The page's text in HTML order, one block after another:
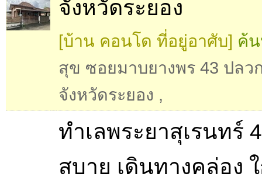
จังหวัดระยอง
[บ้าน คอนโด ที่อยู่อาศับ] ค้
สุข ซอยมาบยางพร 43 ปลว
จังหวัดระยอง ,
ทำเลพระยาสุเรนทร์
สบาย เดินทางคล่อง